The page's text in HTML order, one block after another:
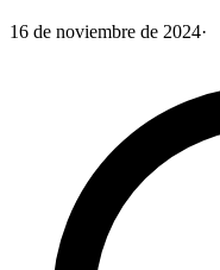
16 de noviembre de 2024·